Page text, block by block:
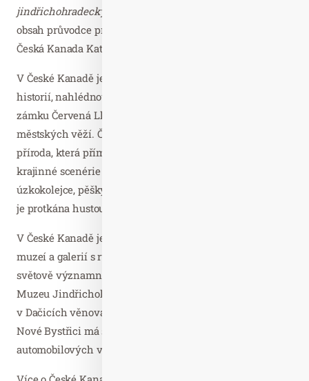
jindřichohradecký výstavní dům Stará radnice,“
obsah průvodce produktová manažerka turistické oblasti
Česká Kanada Kateřina Trávníčková.
V České Kanadě je možné navštívit města s bohatou
historií, nahlédnout za brány hradu Landštejn nebo
zámku Červená Lhota či vystoupat na některou z
městských věží. Česká Kanada, to je také nádherná
příroda, která přímo vybízí k objevování. Fascinující
krajinné scenérie si lze vychutnat z vlaku jezdícího na
úzkokolejce, pěšky nebo z cyklistického sedla. Celá oblast
je protkána hustou sítí turistických stezek a cyklotras.
V České Kanadě je také zhruba třicítka originálních
muzeí a galerií s různým tematickým zaměřením. Mezi
světově významné expozice se řadí Krýzovy jesličky v
Muzeu Jindřichohradecka a expozice Městského muzea
v Dačicích věnovaná první kostce cukru na světě. V
Nové Bystřici má své sídlo největší muzeum amerických
automobilových veteránů v Čechách.